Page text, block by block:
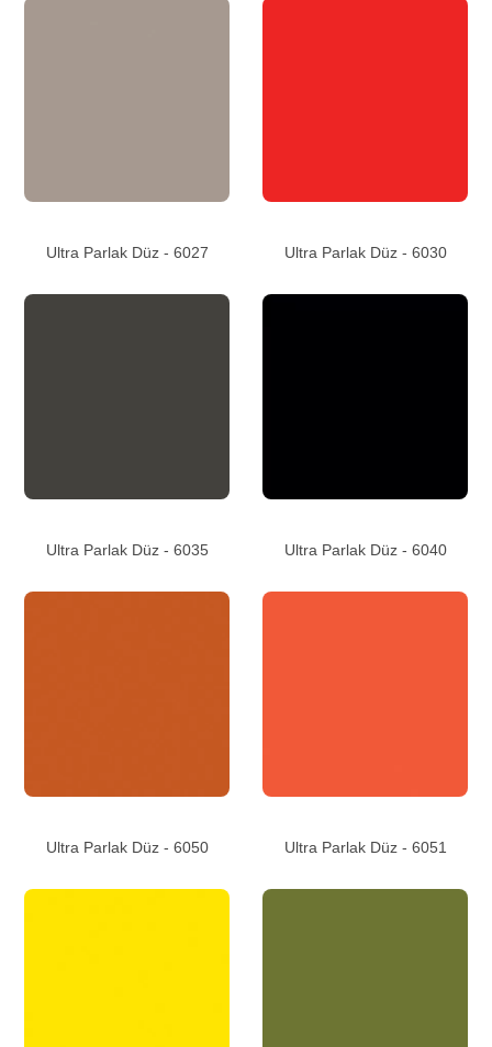
Ultra Parlak Düz - 6027 Ultra Parlak Düz - 6030
Ultra Parlak Düz - 6035 Ultra Parlak Düz - 6040
Ultra Parlak Düz - 6050 Ultra Parlak Düz - 6051